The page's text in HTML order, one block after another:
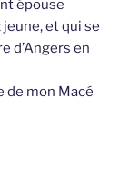
épouse
et qui se
d’Angers en
de mon Macé